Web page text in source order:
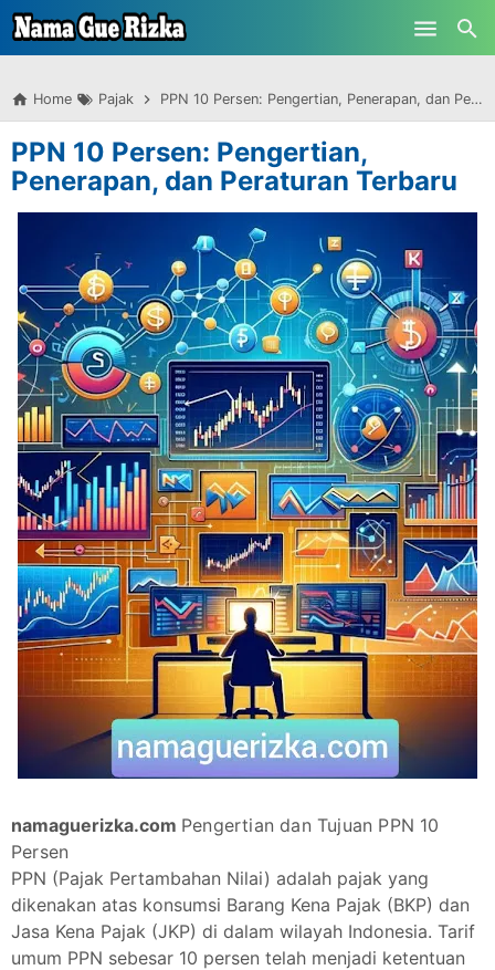
-->
Skip to main content
Home Pajak PPN 10 Persen: Pengertian, Penerapan, dan Peraturan Terbaru
PPN 10 Persen: Pengertian,
Penerapan, dan Peraturan Terbaru
namaguerizka.com Pengertian dan Tujuan PPN 10
Persen
PPN (Pajak Pertambahan Nilai) adalah pajak yang
dikenakan atas konsumsi Barang Kena Pajak (BKP) dan
Jasa Kena Pajak (JKP) di dalam wilayah Indonesia. Tarif
umum PPN sebesar 10 persen telah menjadi ketentuan